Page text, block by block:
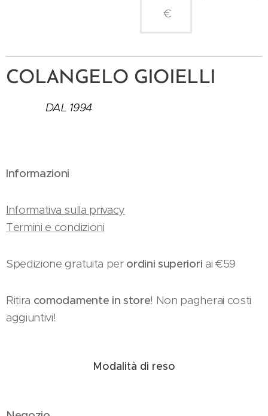
€
COLANGELO GIOIELLI
DAL 1994
Informazioni
Informativa sulla privacy
Termini e condizioni
Spedizione gratuita perordini superiori ai €59
Ritira comodamente in store! Non pagherai costi
aggiuntivi!
Modalità di reso